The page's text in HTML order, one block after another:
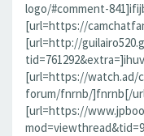
logo/#comment-
[url=https://
[url=http://
[url=https://watch.ad/
forum/fnrnb/]fnrnb[/
[url=https://